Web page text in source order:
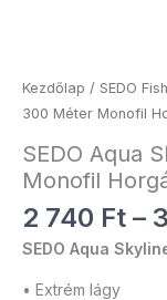
Kezdőlap / SEDO
300 Méter Monofil
SEDO Aqua
Monofil
2 740 Ft –
SEDO Aqua
• Extrém lágy
mennyiség